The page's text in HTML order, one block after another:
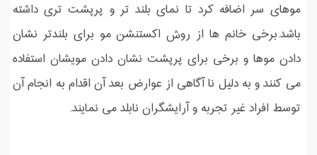
موهای سر اضافه کرد تا نمای بلند تر و پرپشت تری داشته
باشد.برخی خانم ها از روش اکستنشن مو برای بلندتر نشان
دادن موها و برخی برای پرپشت نشان دادن مویشان استفاده
می کنند و به دلیل نا آگاهی از عوارض بعد آن اقدام به انجام آن
توسط افراد غیر تجربه و آرایشگران نابلد می نمایند.